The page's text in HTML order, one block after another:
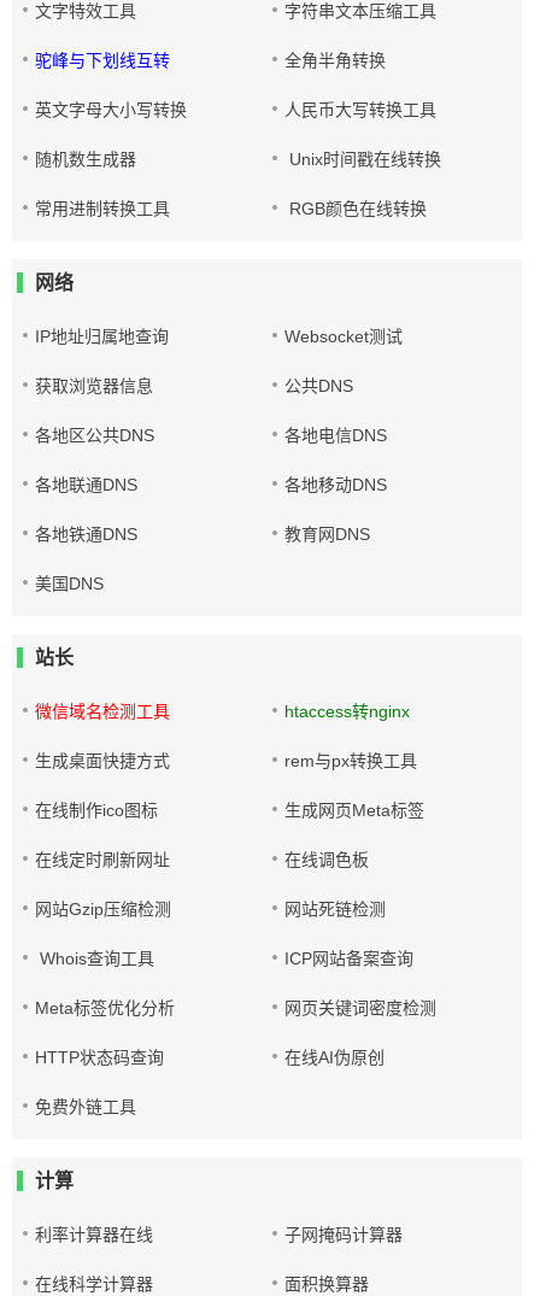
文字特效工具 字符串文本压缩工具
驼峰与下划线互转 全角半角转换
英文字母大小写转换 人民币大写转换工具
随机数生成器 Unix时间戳在线转换
常用进制转换工具 RGB颜色在线转换
网络
IP地址归属地查询 Websocket测试
获取浏览器信息 公共DNS
各地区公共DNS 各地电信DNS
各地联通DNS 各地移动DNS
各地铁通DNS 教育网DNS
美国DNS
站长
微信域名检测工具 htaccess转nginx
生成桌面快捷方式 rem与px转换工具
在线制作ico图标 生成网页Meta标签
在线定时刷新网址 在线调色板
网站Gzip压缩检测 网站死链检测
Whois查询工具 ICP网站备案查询
Meta标签优化分析 网页关键词密度检测
HTTP状态码查询 在线AI伪原创
免费外链工具
计算
利率计算器在线 子网掩码计算器
在线科学计算器 面积换算器